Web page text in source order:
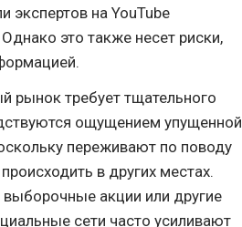
экспертов на YouTube
это также несет риски,
рынок требует тщательного
ощущением упущенной
переживают по поводу
в других местах.
акции или другие
сети часто усиливают